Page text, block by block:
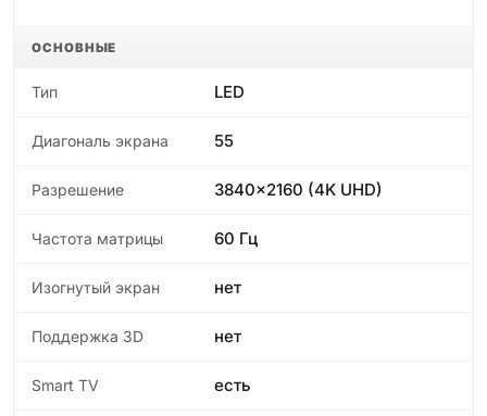
ОСНОВНЫЕ
Тип LED
Диагональ экрана 55
Разрешение 3840x2160 (4K UHD)
Частота матрицы 60 Гц
Изогнутый экран нет
Поддержка 3D нет
Smart TV есть